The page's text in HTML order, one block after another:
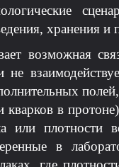
хранения
возможная
не
кварков в
или плотности
в